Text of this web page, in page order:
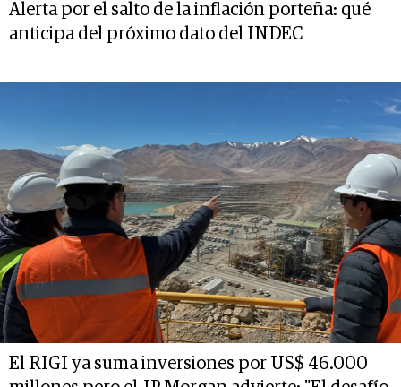
Alerta por el salto de la inflación porteña: qué
anticipa del próximo dato del INDEC
El RIGI ya suma inversiones por US$ 46.000